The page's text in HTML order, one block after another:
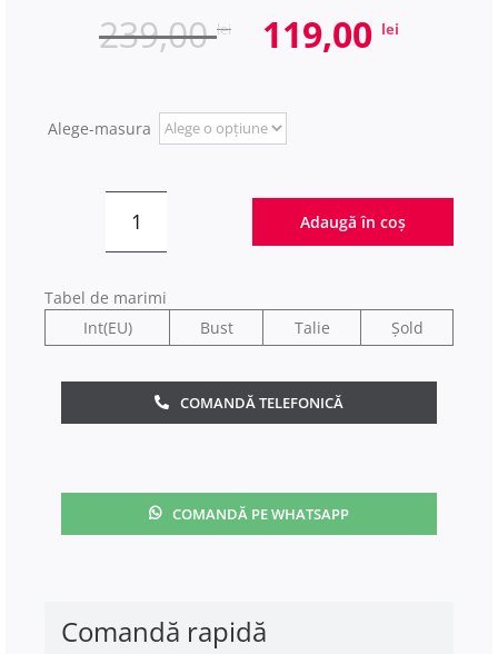
239,00lei Prețul
inițial
fost:
119,00 lei
Alege-masura
Cantitate
de
Melani
Negru&Crem
Adaugă în coș
Tabel de marimi
Int(EU)
Bust Talie Șold
COMANDĂ TELEFONICĂ
COMANDĂ PE WHATSAPP
Comandă rapidă